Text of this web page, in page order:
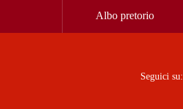
Albo pretorio
Seguici su: